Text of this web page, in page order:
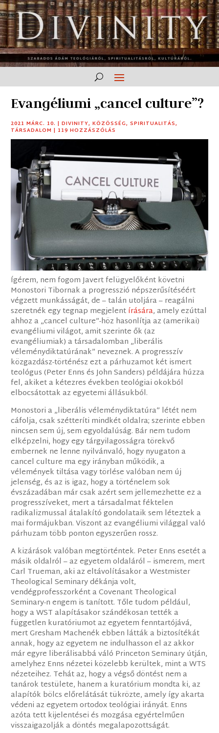
Evangéliumi „cancel culture”?
2021 MÁRC. 10. |DIVINITY,KÖZÖSSÉG,SPIRITUALITÁS,
TÁRSADALOM | 119 HOZZÁSZÓLÁS
Ígérem, nem fogom Javert felügyelőként követni
Monostori Tibornak a progresszió népszerűsítéséért
végzett munkásságát, de – talán utoljára – reagálni
szeretnék egy tegnap megjelentírására, amely ezúttal
ahhoz a „cancel culture”-höz hasonlítja az (amerikai)
evangéliumi világot, amit szerinte ők (az
evangéliumiak) a társadalomban „liberális
véleménydiktatúrának” neveznek. A progresszív
közgazdász-történész ezt a párhuzamot két ismert
teológus (Peter Enns és John Sanders) példájára húzza
fel, akiket a kétezres években teológiai okokból
elbocsátottak az egyetemi állásukból.
Monostori a „liberális véleménydiktatúra” létét nem
cáfolja, csak szétteríti mindkét oldalra; szerinte ebben
nincsen sem új, sem egyoldalúság. Bár nem tudom
elképzelni, hogy egy tárgyilagosságra törekvő
embernek ne lenne nyilvánvaló, hogy nyugaton a
cancel culture ma egy irányban működik, a
vélemények tiltása vagy törlése valóban nem új
jelenség, és az is igaz, hogy a történelem sok
évszázadában már csak azért sem jellemezhette ez a
progresszíveket, mert a társadalmat féktelen
radikalizmussal átalakító gondolataik sem léteztek a
mai formájukban. Viszont az evangéliumi világgal való
párhuzam több ponton egyszerűen rossz.
A kizárások valóban megtörténtek. Peter Enns esetét a
másik oldalról – az egyetem oldaláról – ismerem, mert
Carl Trueman, aki az eltávolításakor a Westmister
Theological Seminary dékánja volt,
vendégprofesszorként a Covenant Theological
Seminary-n engem is tanított. Tőle tudom például,
hogy a WST alapításakor szándékosan tették a
független kuratóriumot az egyetem fenntartójává,
mert Gresham Machenék ebben látták a biztosítékát
annak, hogy az egyetem ne indulhasson el az akkor
már egyre liberálisabbá váló Princeton Seminary útján,
amelyhez Enns nézetei közelebb kerültek, mint a WTS
nézeteihez. Tehát az, hogy a végső döntést nem a
tanárok testülete, hanem a kuratórium mondta ki, az
alapítók bölcs előrelátását tükrözte, amely így akarta
védeni az egyetem ortodox teológiai irányát. Enns
azóta tett kijelentései és mozgása egyértelműen
visszaigazolják a döntés megalapozottságát.